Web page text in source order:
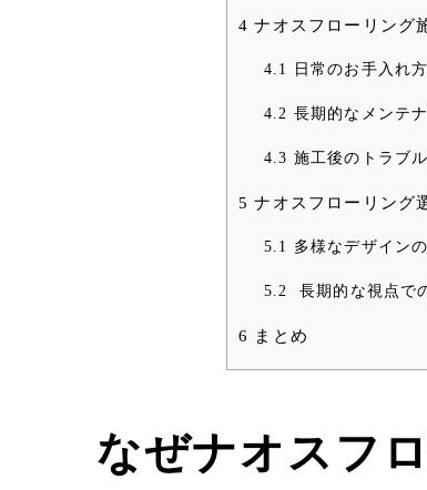
4 ナオスフローリング
4.1 日常のお手入れ
4.2 長期的なメンテ
4.3 施工後のトラブ
5 ナオスフローリング
5.1 多様なデザイン
5.2 長期的な視点で
6 まとめ
なぜナオスフ